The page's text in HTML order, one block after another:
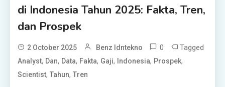
di Indonesia Tahun 2025: Fakta, Tren,
dan Prospek
2 October 2025 Benz Idntekno 0 Tagged
Analyst, Dan, Data, Fakta, Gaji, Indonesia, Prospek,
Scientist,Tahun,Tren